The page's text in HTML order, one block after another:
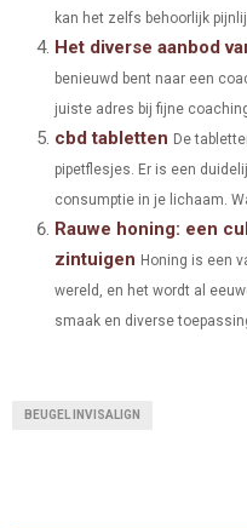
)
kan het zelfs behoorlijk
Het diverse aanbod
benieuwd bent naar een
juiste adres bij fijne
cbd tabletten De
pipetflesjes. Er is een
consumptie in je lichaam.
Rauwe honing: een
zintuigen Honing is een
wereld, en het wordt al
smaak en diverse
BEUGEL INVISALIGN